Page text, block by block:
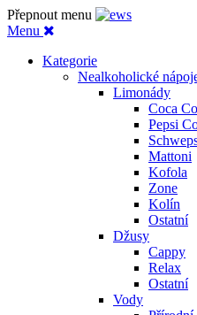
Přepnout menu
Menu
Kategorie
Nealkoholické
Limonády
Coca
Pepsi
Mattoni
Kofola
Zone
Kolín
Ostatní
Džusy
Cappy
Relax
Ostatní
Vody